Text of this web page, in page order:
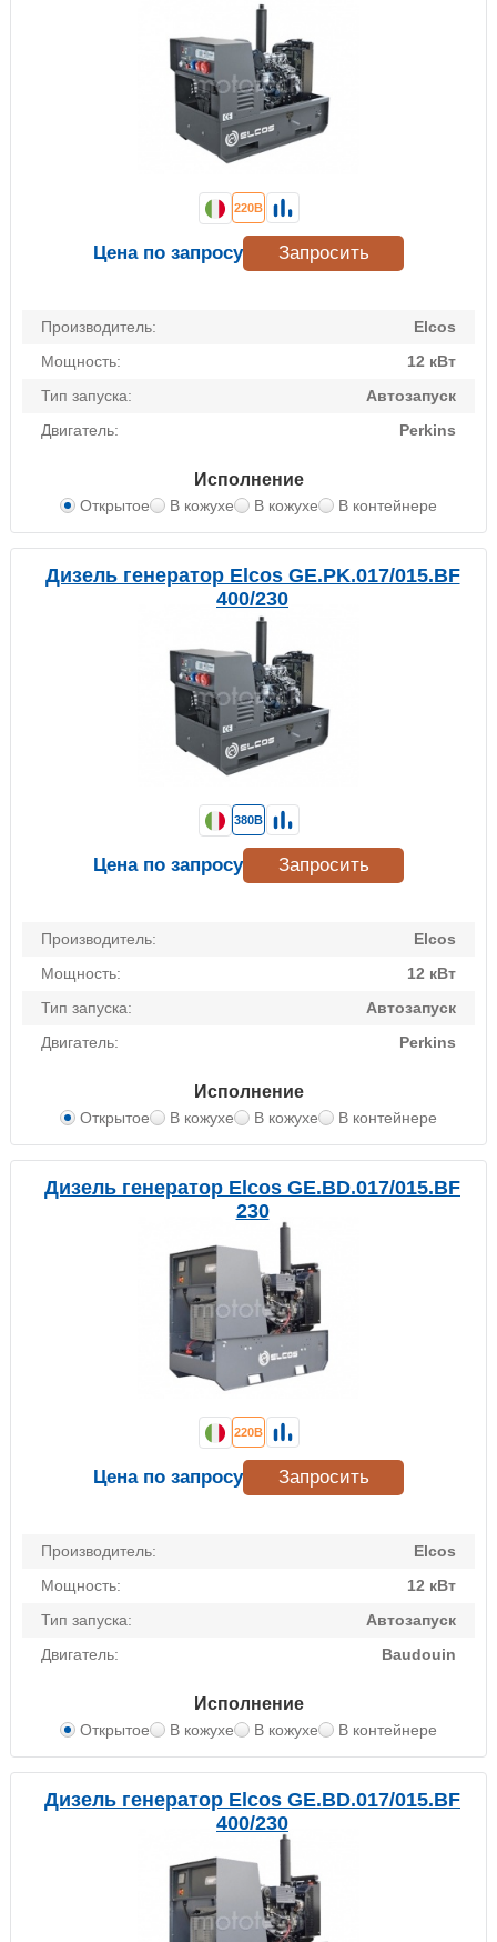
Производитель:
Elcos
Мощность:
12 кВт
Тип запуска:
Автозапуск
Двигатель:
Perkins
Исполнение
Открытое В кожухе В кожухе В контейнере
220В
Цена по запросу Запросить
Дизель генератор Elcos GE.PK.017/015.BF
400/230
Производитель:
Elcos
Мощность:
12 кВт
Тип запуска:
Автозапуск
Двигатель:
Perkins
Исполнение
Открытое В кожухе В кожухе В контейнере
380В
Цена по запросу Запросить
Дизель генератор Elcos GE.BD.017/015.BF
230
Производитель:
Elcos
Мощность:
12 кВт
Тип запуска:
Автозапуск
Двигатель:
Baudouin
Исполнение
Открытое В кожухе В кожухе В контейнере
220В
Цена по запросу Запросить
Дизель генератор Elcos GE.BD.017/015.BF
400/230